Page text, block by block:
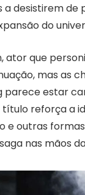
a desistirem de
do
ator que
mas as
parece estar
reforça a
e outras
nas mãos